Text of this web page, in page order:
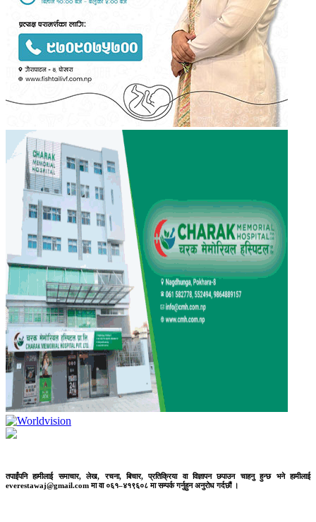
तपाईंपनि हामीलाई समाचार, लेख, रचना, बिचार, प्रतिक्रिया वा विज्ञापन छपाउन चाहनु हुन्छ भने हामीलाई
everestawaj@gmail.com मा वा ०६१–४१९६०८ मा सम्पर्क गर्नुहुन अनुरोध गर्दछौं ।